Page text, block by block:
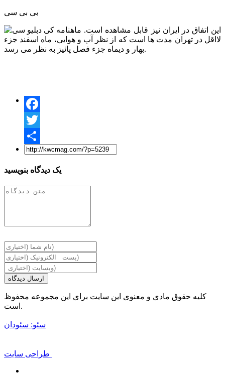
بی بی سی
لااقل در تهران مدت ها است که از نظر آب و هوایی، ماه اسفند جزء
بهار و دیماه جزء فصل پائیز به نظر می رسد.
Facebook
Twitter
Share
یک دیدگاه بنویسید
ارسال دیدگاه
کلیه حقوق مادی و معنوی این سایت برای این مجموعه محفوظ
است.
سئو: سئودان